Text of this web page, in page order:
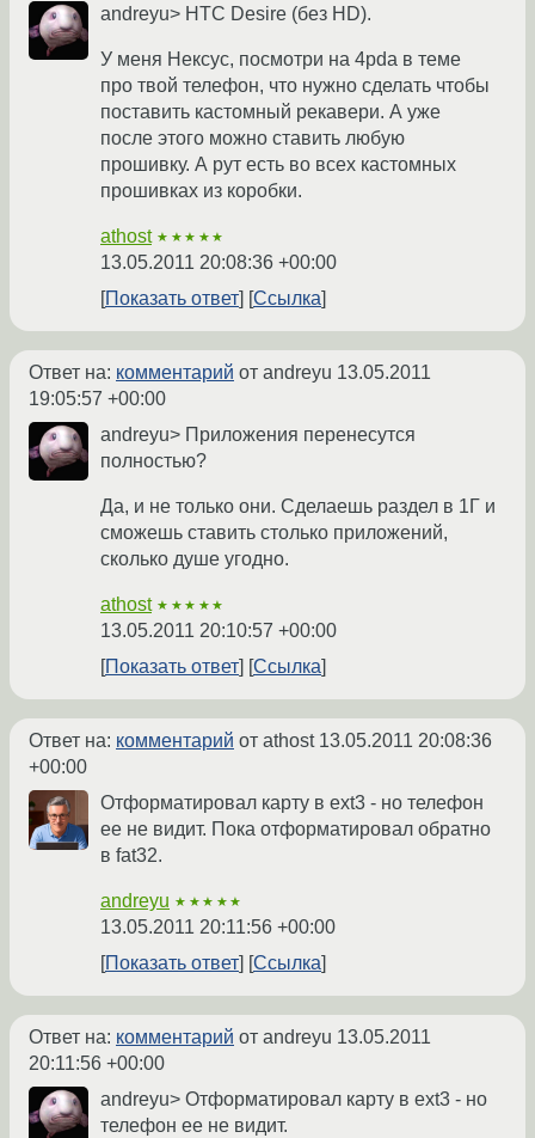
andreyu> HTC Desire (без HD).
У меня Нексус, посмотри на 4pda в теме
про твой телефон, что нужно сделать чтобы
поставить кастомный рекавери. А уже
после этого можно ставить любую
прошивку. А рут есть во всех кастомных
прошивках из коробки.
athost ★★★★★
13.05.2011 20:08:36 +00:00
Показать ответ
Ссылка
Ответ на: комментарий от andreyu 13.05.2011
19:05:57 +00:00
andreyu> Приложения перенесутся
полностью?
Да, и не только они. Сделаешь раздел в 1Г и
сможешь ставить столько приложений,
сколько душе угодно.
athost ★★★★★
13.05.2011 20:10:57 +00:00
Показать ответ
Ссылка
Ответ на: комментарий от athost 13.05.2011 20:08:36
+00:00
Отформатировал карту в ext3 - но телефон
ее не видит. Пока отформатировал обратно
в fat32.
andreyu ★★★★★
13.05.2011 20:11:56 +00:00
Показать ответ
Ссылка
Ответ на: комментарий от andreyu 13.05.2011
20:11:56 +00:00
andreyu> Отформатировал карту в ext3 - но
телефон ее не видит.